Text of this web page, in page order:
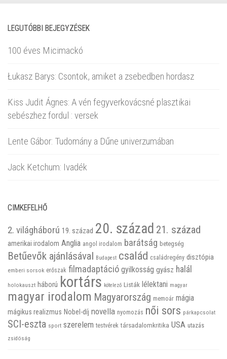
LEGUTÓBBI BEJEGYZÉSEK
100 éves Micimackó
Łukasz Barys: Csontok, amiket a zsebedben hordasz
Kiss Judit Ágnes: A vén fegyverkovácsné plasztikai
sebészhez fordul : versek
Lente Gábor: Tudomány a Dűne univerzumában
Jack Ketchum: Ivadék
CIMKEFELHŐ
2. világháború 19. század 20. század 21. század
amerikai irodalom Anglia angol irodalom barátság betegség
Betűevők ajánlásával Budapest család családregény disztópia
emberi sorsok erőszak filmadaptáció gyilkosság gyász halál
holokauszt háború kortárs kötelező Listák lélektani magyar
magyar irodalom Magyarország memoár mágia
mágikus realizmus Nobel-díj novella nyomozás női sors párkapcsolat
SCI-eszta sport szerelem testvérek társadalomkritika USA utazás
zsidóság